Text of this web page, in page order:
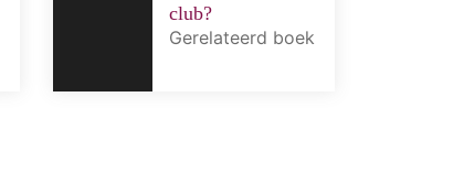
club?
Gerelateerd boek